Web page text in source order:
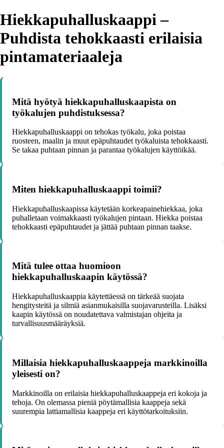
Hiekkapuhalluskaappi –
Puhdista tehokkaasti erilaisia
pintamateriaaleja
Mitä hyötyä hiekkapuhalluskaapista on
työkalujen puhdistuksessa?
Hiekkapuhalluskaappi on tehokas työkalu, joka poistaa
ruosteen, maalin ja muut epäpuhtaudet työkaluista tehokkaasti.
Se takaa puhtaan pinnan ja parantaa työkalujen käyttöikää.
Miten hiekkapuhalluskaappi toimii?
Hiekkapuhalluskaapissa käytetään korkeapainehiekkaa, joka
puhalletaan voimakkaasti työkalujen pintaan. Hiekka poistaa
tehokkaasti epäpuhtaudet ja jättää puhtaan pinnan taakse.
Mitä tulee ottaa huomioon
hiekkapuhalluskaapin käytössä?
Hiekkapuhalluskaappia käytettäessä on tärkeää suojata
hengitysteitä ja silmiä asianmukaisilla suojavarusteilla. Lisäksi
kaapin käytössä on noudatettava valmistajan ohjeita ja
turvallisuusmääräyksiä.
Millaisia hiekkapuhalluskaappeja markkinoilla
yleisesti on?
Markkinoilla on erilaisia hiekkapuhalluskaappeja eri kokoja ja
tehoja. On olemassa pieniä pöytämallisia kaappeja sekä
suurempia lattiamallisia kaappeja eri käyttötarkoituksiin.